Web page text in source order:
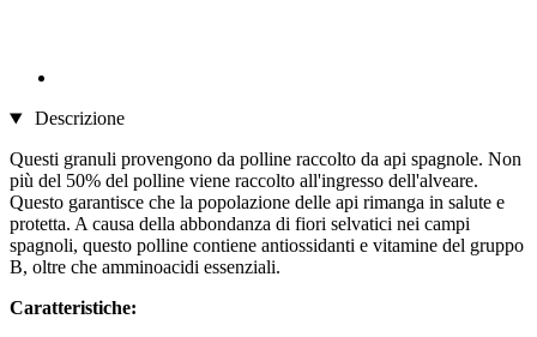
Descrizione
Questi granuli provengono da polline raccolto da api spagnole. Non
più del 50% del polline viene raccolto all'ingresso dell'alveare.
Questo garantisce che la popolazione delle api rimanga in salute e
protetta. A causa della abbondanza di fiori selvatici nei campi
spagnoli, questo polline contiene antiossidanti e vitamine del gruppo
B, oltre che amminoacidi essenziali.
Caratteristiche: